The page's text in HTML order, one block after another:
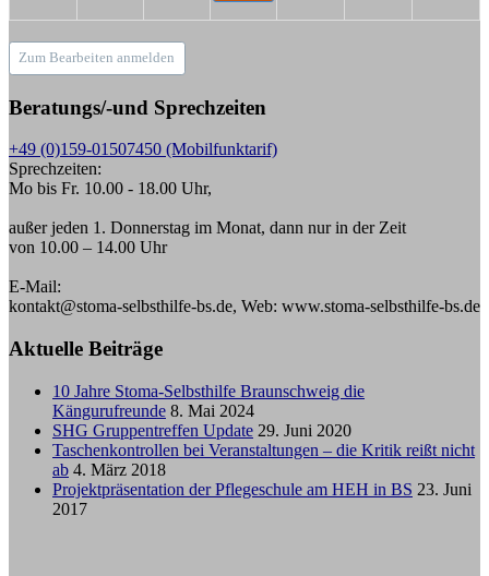
Zum Bearbeiten anmelden
Beratungs/-und Sprechzeiten
+49 (0)159-01507450 (Mobilfunktarif)
Sprechzeiten:
Mo bis Fr. 10.00 - 18.00 Uhr,
außer jeden 1. Donnerstag im Monat, dann nur in der Zeit
von 10.00 – 14.00 Uhr
E-Mail:
kontakt@stoma-selbsthilfe-bs.de, Web: www.stoma-selbsthilfe-bs.de
Aktuelle Beiträge
10 Jahre Stoma-Selbsthilfe Braunschweig die
Kängurufreunde 8. Mai 2024
SHG Gruppentreffen Update 29. Juni 2020
Taschenkontrollen bei Veranstaltungen – die Kritik reißt nicht
ab 4. März 2018
Projektpräsentation der Pflegeschule am HEH in BS 23. Juni
2017